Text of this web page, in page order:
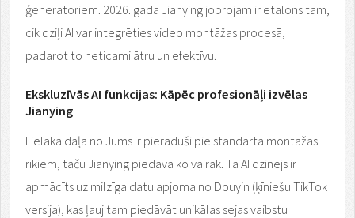
ģeneratoriem. 2026. gadā Jianying joprojām ir etalons tam,
cik dziļi AI var integrēties video montāžas procesā,
padarot to neticami ātru un efektīvu.
Ekskluzīvās AI funkcijas: Kāpēc profesionāļi izvēlas
Jianying
Lielākā daļa no Jums ir pieraduši pie standarta montāžas
rīkiem, taču Jianying piedāvā ko vairāk. Tā AI dzinējs ir
apmācīts uz milzīga datu apjoma no Douyin (ķīniešu TikTok
versija), kas ļauj tam piedāvāt unikālas sejas vaibstu